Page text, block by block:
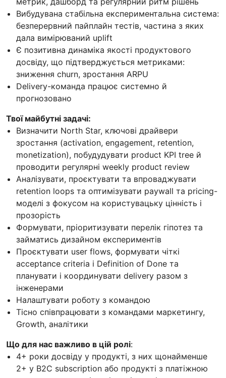
Вибудувана стабільна експериментальна система:
безперервний пайплайн тестів, частина з яких
дала вимірюваний uplift
Є позитивна динаміка якості продуктового
досвіду, що підтверджується метриками:
зниження churn, зростання ARPU
Delivery-команда працює системно й
прогнозовано
Твої майбутні задачі:
Визначити North Star, ключові драйвери
зростання (activation, engagement, retention,
monetization), побудудувати product KPI tree й
проводити регулярні weekly product review
Аналізувати, проєктувати та впроваджувати
retention loops та оптимізувати paywall та pricing-
моделі з фокусом на користувацьку цінність і
прозорість
Формувати, пріоритизувати перелік гіпотез та
займатись дизайном експериментів
Проєктувати user flows, формувати чіткі
acceptance criteria і Definition of Done та
планувати і координувати delivery разом з
інженерами
Налаштувати роботу з командою
Тісно співпрацювати з командами маркетингу,
Growth, аналітики
Що для нас важливо в цій ролі:
4+ роки досвіду у продукті, з них щонайменше
2+ у B2C subscription або продукті з платіжною